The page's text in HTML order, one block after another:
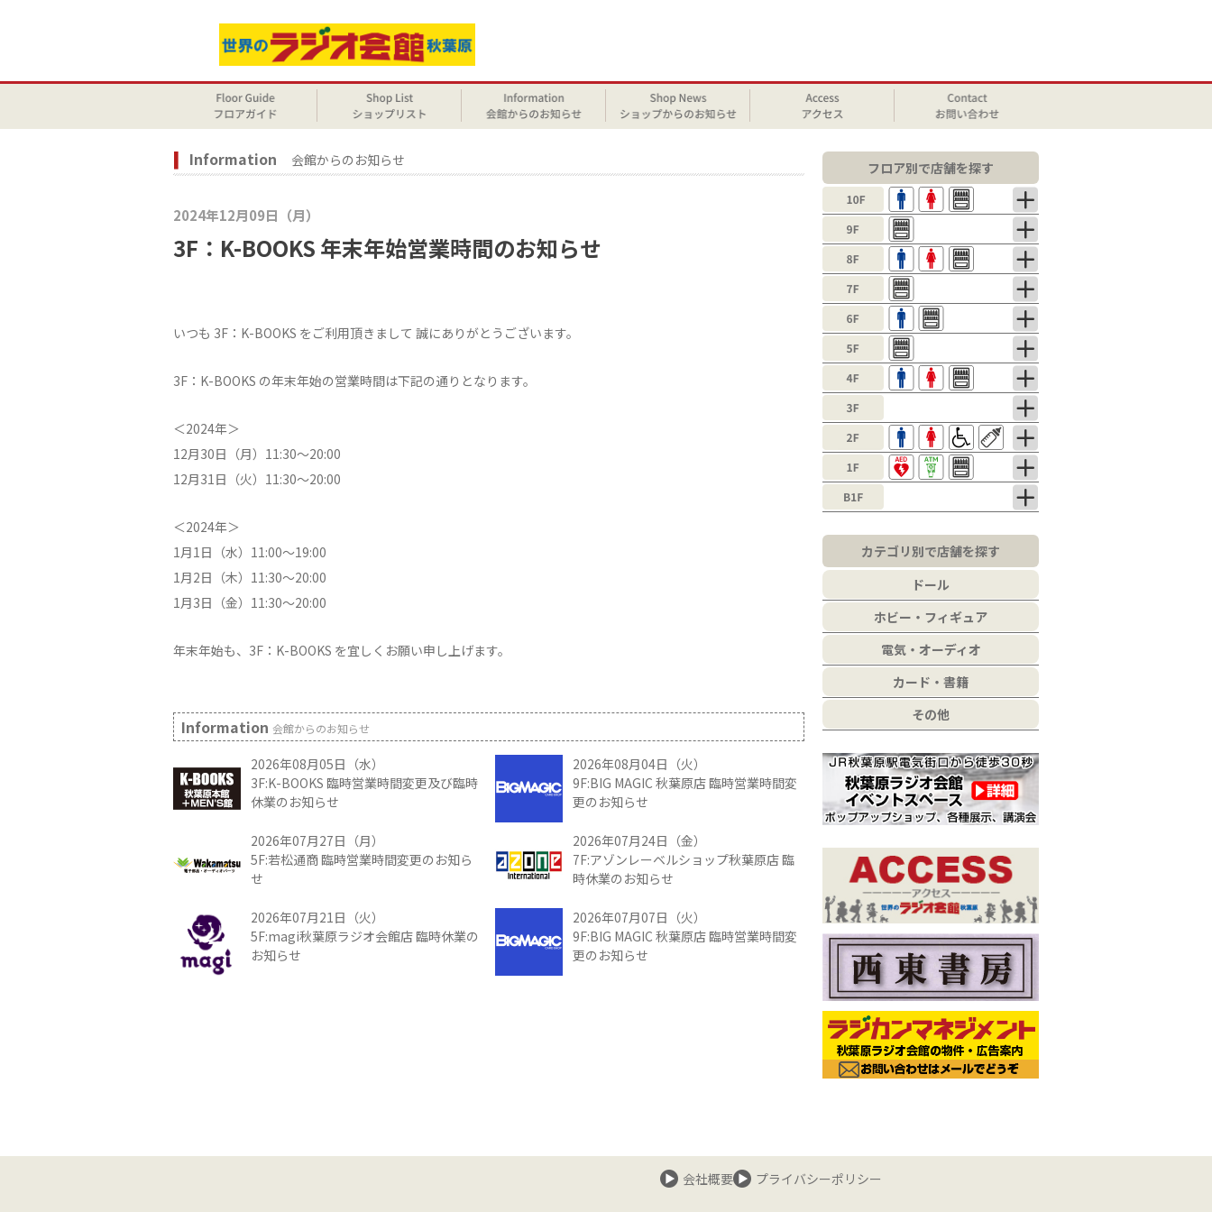
Information 会館からのお知らせ
2024年12月09日（月）
3F：K-BOOKS 年末年始営業時間のお知らせ
いつも 3F：K-BOOKS をご利用頂きまして 誠にありがとうございます。
3F：K-BOOKS の年末年始の営業時間は下記の通りとなります。
＜2024年＞
12月30日（月）11:30～20:00
12月31日（火）11:30～20:00
＜2024年＞
1月1日（水）11:00～19:00
1月2日（木）11:30～20:00
1月3日（金）11:30～20:00
年末年始も、3F：K-BOOKS を宜しくお願い申し上げます。
Information 会館からのお知らせ
2026年08月05日（水）
3F:K-BOOKS 臨時営業時間変更及び臨時
休業のお知らせ
2026年08月04日（火）
9F:BIG MAGIC 秋葉原店 臨時営業時間変
更のお知らせ
2026年07月27日（月）
5F:若松通商 臨時営業時間変更のお知ら
せ
2026年07月24日（金）
7F:アゾンレーベルショップ秋葉原店 臨
時休業のお知らせ
2026年07月21日（火）
5F:magi秋葉原ラジオ会館店 臨時休業の
お知らせ
2026年07月07日（火）
9F:BIG MAGIC 秋葉原店 臨時営業時間変
更のお知らせ
フロア別で店舗を探す
カテゴリ別で店舗を探す
ドール
ホビー・フィギュア
電気・オーディオ
カード・書籍
その他
会社概要 プライバシーポリシー